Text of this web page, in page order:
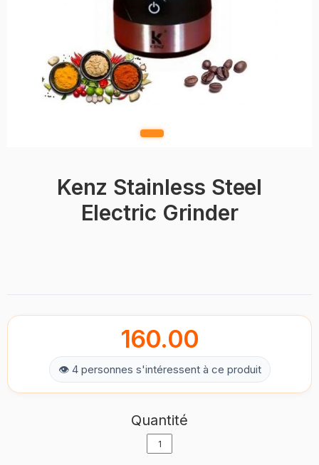
Kenz Stainless Steel
Electric Grinder
160.00
👁 4 personnes s'intéressent à ce produit
Quantité